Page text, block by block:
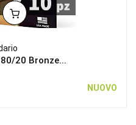
20 Bronze...
NUOVO